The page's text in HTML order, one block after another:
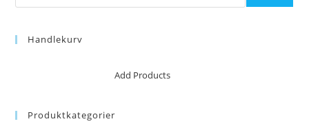
Handlekurv
No products in the cart.Add Products
Produktkategorier